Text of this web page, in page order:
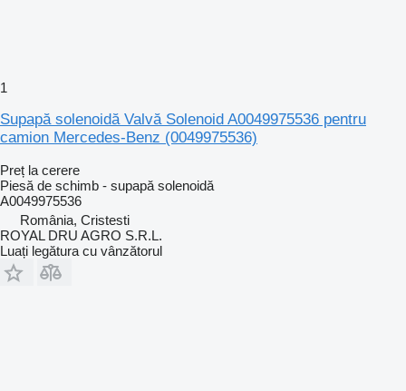
1
Supapă solenoidă Valvă Solenoid A0049975536 pentru
camion Mercedes-Benz (0049975536)
Preț la cerere
Piesă de schimb - supapă solenoidă
A0049975536
România, Cristesti
ROYAL DRU AGRO S.R.L.
Luați legătura cu vânzătorul